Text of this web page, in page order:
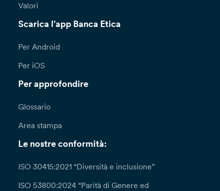
Valori
Scarica l'app Banca Etica
Per Android
Per iOS
Per approfondire
Glossario
Area stampa
Le nostre conformità:
ISO 30415:2021 “Diversità e inclusione”
ISO 53800:2024 “Parità di Genere ed